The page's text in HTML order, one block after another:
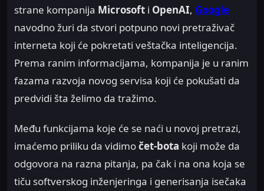
strane kompanija Microsoft i OpenAI, Google
navodno žuri da stvori potpuno novi pretraživač
interneta koji će pokretati veštačka inteligencija.
Prema ranim informacijama, kompanija je u ranim
fazama razvoja novog servisa koji će pokušati da
predvidi šta želimo da tražimo.
Među funkcijama koje će se naći u novoj pretrazi,
imaćemo priliku da vidimočet-bota koji može da
odgovora na razna pitanja, pa čak i na ona koja se
tiču softverskog inženjeringa i generisanja isečaka